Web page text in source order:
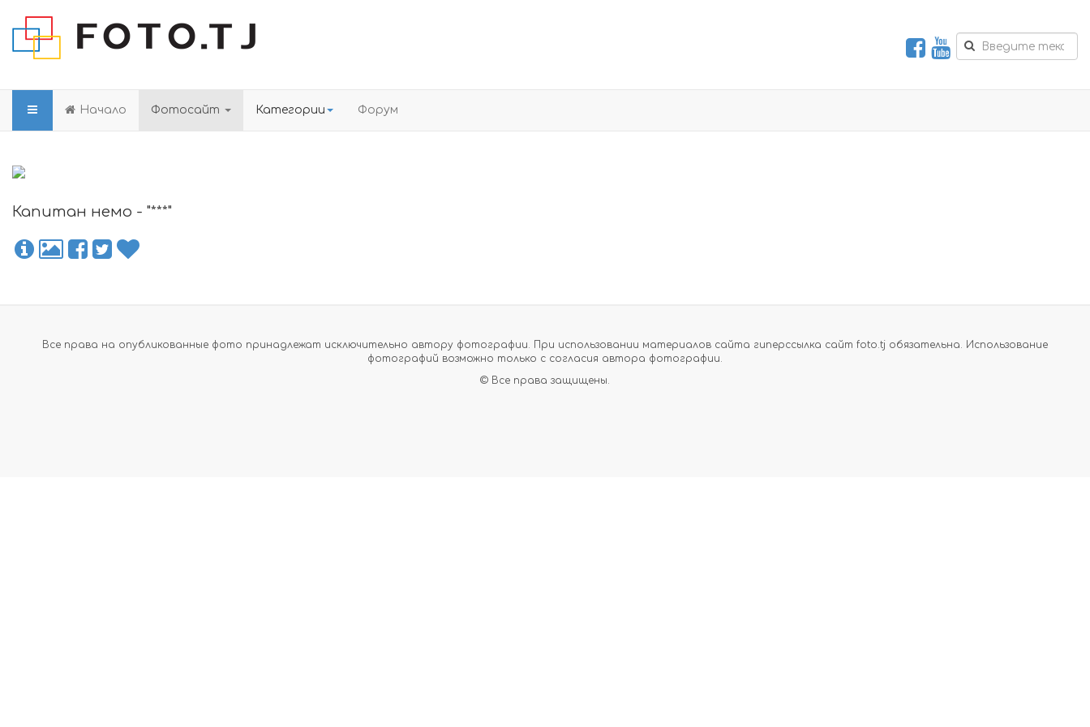
Начало Фотосайт Категории Форум
Капитан немо - "***"
Все права на опубликованные фото принадлежат исключительно автору фотографии. При использовании материалов сайта гиперссылка сайт foto.tj обязательна. Использование
фотографий возможно только с согласия автора фотографии.
© Все права защищены.